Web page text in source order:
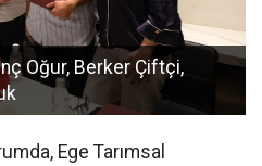
Oğur, Berker Çiftçi,
Ege Tarımsal